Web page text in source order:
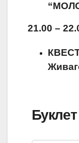
21.00 –